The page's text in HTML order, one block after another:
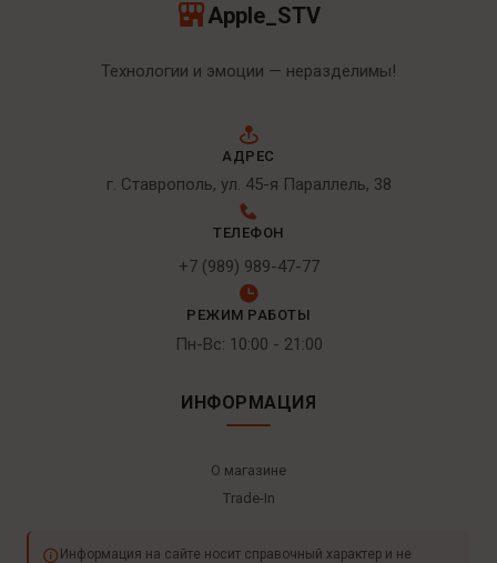
Apple_STV
Технологии и эмоции — неразделимы!
АДРЕС
г. Ставрополь, ул. 45-я Параллель, 38
ТЕЛЕФОН
+7 (989) 989-47-77
РЕЖИМ РАБОТЫ
Пн-Вс: 10:00 - 21:00
ИНФОРМАЦИЯ
О магазине
Trade-In
Информация на сайте носит справочный характер и не